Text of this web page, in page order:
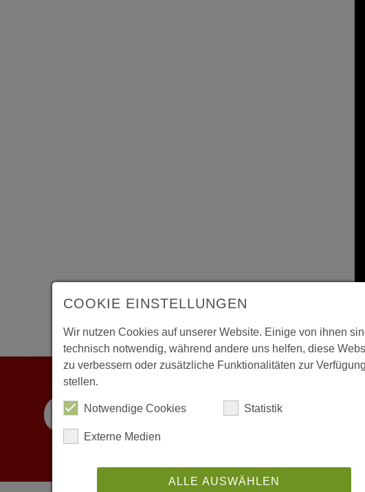
COOKIE EINSTELLUNGEN
Wir nutzen Cookies auf unserer Website. Einige von ihnen
technisch notwendig, während andere uns helfen, diese
zu verbessern oder zusätzliche Funktionalitäten zur
stellen.
Notwendige Cookies Statistik
Externe Medien
ALLE AUSWÄHLEN